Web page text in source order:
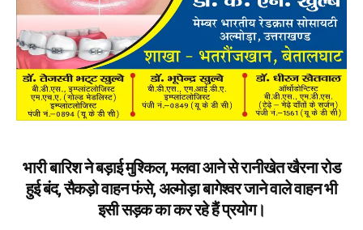
भारी बारिश ने बड़ाई मुश्किल, मलवा आने से रानीखेत खैरना रोड
हुई बंद, सैकड़ो वाहन फंसे, अल्मोड़ा बागेश्वर जाने वाले वाहन भी
इसी सड़क का कर रहे हैं प्रयोग।